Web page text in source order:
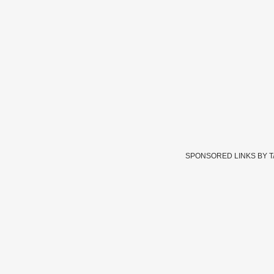
SPONSORED LINKS BY